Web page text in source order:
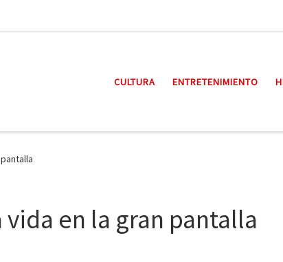
CULTURA ENTRETENIMIENTO
en la gran pantalla